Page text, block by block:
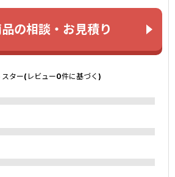
の相談・お見積り
ター(レビュー0件に基づく)